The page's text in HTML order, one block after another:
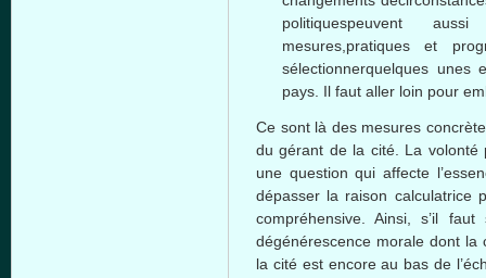
politiquespeuvent
aussi
mesures pratiques et
sélectionnerquelques unes
pays. Il faut aller loin pour
Ce sont là des mesures
dugérant de la cité. La volonté
une question quiaffecte
dépasser la raison calculatrice
compréhensive .Ainsi ,s’il faut
dégénérescence moraledont la
la cité estencore au bas de